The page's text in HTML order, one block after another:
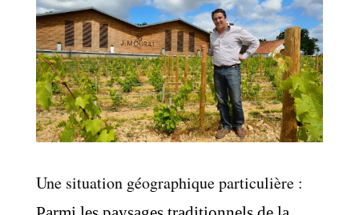
Une situation géographique particulière :